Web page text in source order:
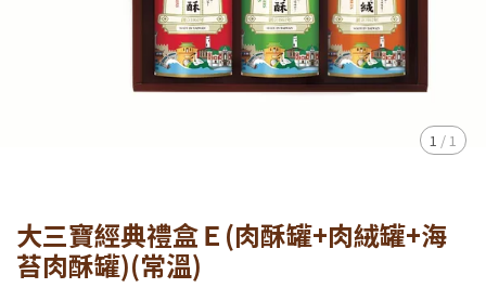
1 / 1
大三寶經典禮盒Ｅ(肉酥罐+肉絨罐+海
苔肉酥罐)(常溫)